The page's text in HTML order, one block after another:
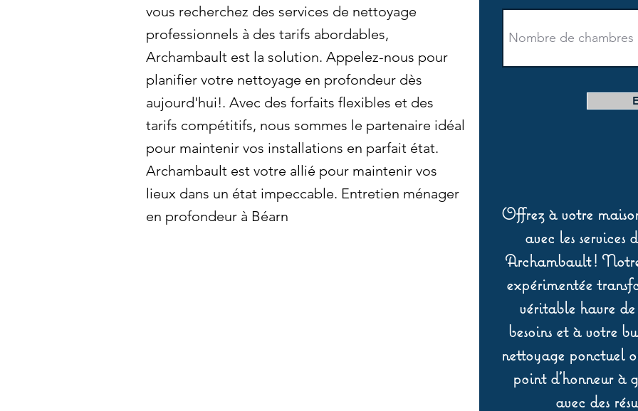
vous recherchez des services de nettoyage
professionnels à des tarifs abordables,
Archambault est la solution. Appelez-nous pour
planifier votre nettoyage en profondeur dès
aujourd'hui!. Avec des forfaits flexibles et des
tarifs compétitifs, nous sommes le partenaire idéal
pour maintenir vos installations en parfait état.
Archambault est votre allié pour maintenir vos
lieux dans un état impeccable. Entretien ménager
en profondeur à Béarn
Offrez à votre
avec les services
Archambault !
expérimentée
véritable havre
besoins et à votre
nettoyage ponctuel
point d’honneur à
avec des